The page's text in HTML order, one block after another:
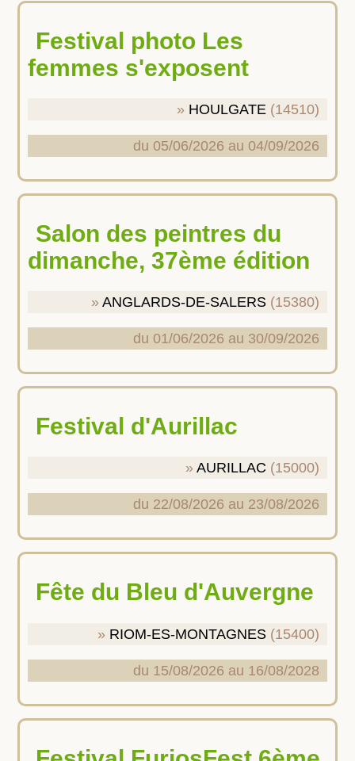
Festival photo Les
femmes s'exposent
HOULGATE (14510)
du 05/06/2026 au 04/09/2026
Salon des peintres du
dimanche, 37ème édition
ANGLARDS-DE-SALERS (15380)
du 01/06/2026 au 30/09/2026
Festival d'Aurillac
AURILLAC (15000)
du 22/08/2026 au 23/08/2026
Fête du Bleu d'Auvergne
RIOM-ES-MONTAGNES (15400)
du 15/08/2026 au 16/08/2028